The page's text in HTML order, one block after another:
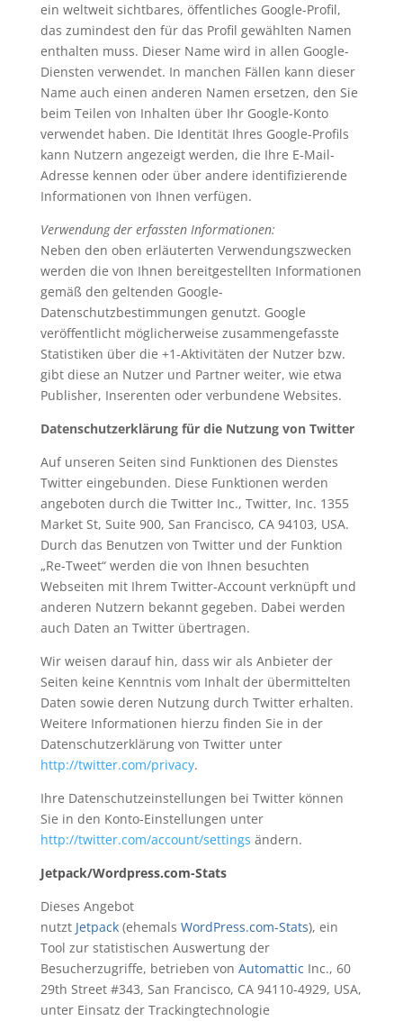
ein weltweit sichtbares, öffentliches Google-Profil,
das zumindest den für das Profil gewählten Namen
enthalten muss. Dieser Name wird in allen Google-
Diensten verwendet. In manchen Fällen kann dieser
Name auch einen anderen Namen ersetzen, den Sie
beim Teilen von Inhalten über Ihr Google-Konto
verwendet haben. Die Identität Ihres Google-Profils
kann Nutzern angezeigt werden, die Ihre E-Mail-
Adresse kennen oder über andere identifizierende
Informationen von Ihnen verfügen.
Verwendung der erfassten Informationen:
Neben den oben erläuterten Verwendungszwecken
werden die von Ihnen bereitgestellten Informationen
gemäß den geltenden Google-
Datenschutzbestimmungen genutzt. Google
veröffentlicht möglicherweise zusammengefasste
Statistiken über die +1-Aktivitäten der Nutzer bzw.
gibt diese an Nutzer und Partner weiter, wie etwa
Publisher, Inserenten oder verbundene Websites.
Datenschutzerklärung für die Nutzung von Twitter
Auf unseren Seiten sind Funktionen des Dienstes
Twitter eingebunden. Diese Funktionen werden
angeboten durch die Twitter Inc., Twitter, Inc. 1355
Market St, Suite 900, San Francisco, CA 94103, USA.
Durch das Benutzen von Twitter und der Funktion
„Re-Tweet“ werden die von Ihnen besuchten
Webseiten mit Ihrem Twitter-Account verknüpft und
anderen Nutzern bekannt gegeben. Dabei werden
auch Daten an Twitter übertragen.
Wir weisen darauf hin, dass wir als Anbieter der
Seiten keine Kenntnis vom Inhalt der übermittelten
Daten sowie deren Nutzung durch Twitter erhalten.
Weitere Informationen hierzu finden Sie in der
Datenschutzerklärung von Twitter unter
http://twitter.com/privacy.
Ihre Datenschutzeinstellungen bei Twitter können
Sie in den Konto-Einstellungen unter
http://twitter.com/account/settings ändern.
Jetpack/Wordpress.com-Stats
Dieses Angebot
nutzt Jetpack(ehemals WordPress.com-Stats), ein
Tool zur statistischen Auswertung der
Besucherzugriffe, betrieben von Automattic Inc., 60
29th Street #343, San Francisco, CA 94110-4929, USA,
unter Einsatz der Trackingtechnologie